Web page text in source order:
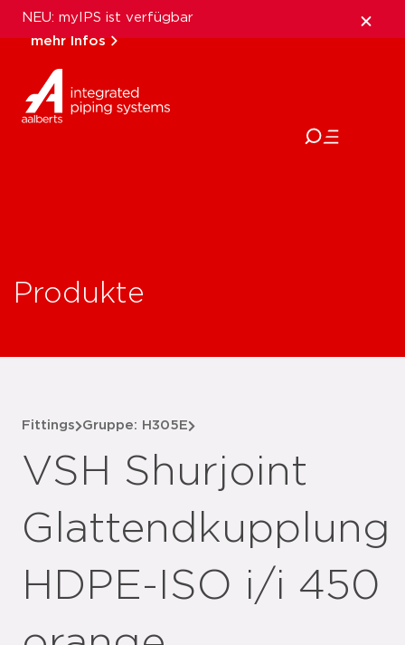
NEU: myIPS ist verfügbar
mehr Infos
Produkte
Fittings Gruppe: H305E
VSH Shurjoint
Glattendkupplung
HDPE-ISO i/i 450